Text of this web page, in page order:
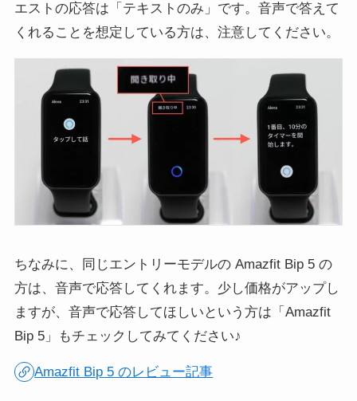
エストの応答は「テキストのみ」です。音声で答えて
くれることを想定している方は、注意してください。
ちなみに、同じエントリーモデルの Amazfit Bip 5 の
方は、音声で応答してくれます。少し価格がアップし
ますが、音声で応答してほしいという方は「Amazfit
Bip 5」もチェックしてみてください♪
Amazfit Bip 5 のレビュー記事